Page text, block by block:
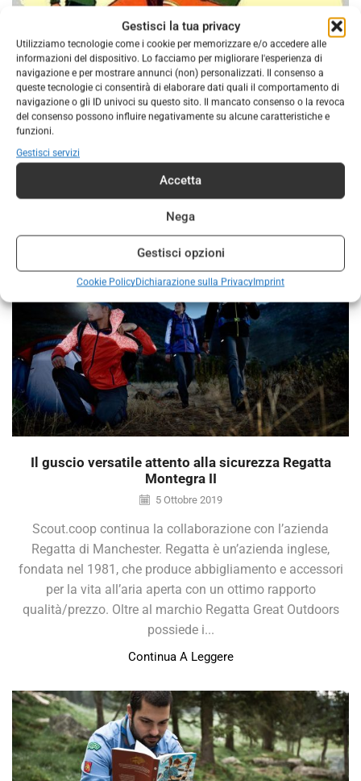
Gestisci la tua privacy
Utilizziamo tecnologie come i cookie per memorizzare e/o accedere alle
informazioni del dispositivo. Lo facciamo per migliorare l'esperienza di
navigazione e per mostrare annunci (non) personalizzati. Il consenso a
queste tecnologie ci consentirà di elaborare dati quali il comportamento di
navigazione o gli ID univoci su questo sito. Il mancato consenso o la revoca
del consenso possono influire negativamente su alcune caratteristiche e
funzioni.
Gestisci servizi
Accetta
Nega
Gestisci opzioni
Cookie PolicyDichiarazione sulla PrivacyImprint
Tempo di passaggi, di accoglienza e di cerimonie
15 Ottobre 2019
L’inizio dell’anno scout è tempo di passaggi, di nuovi
ingressi e per qualcuno di Partenza. Scout.coop offre
un vasto assortimento di idee regalo e simboli per
Continua A Leggere
Il guscio versatile attento alla sicurezza Regatta
Montegra II
5 Ottobre 2019
Scout.coop continua la collaborazione con l’azienda
Regatta di Manchester. Regatta è un’azienda inglese,
fondata nel 1981, che produce abbigliamento e accessori
per la vita all’aria aperta con un ottimo rapporto
qualità/prezzo. Oltre al marchio Regatta Great Outdoors
possiede i...
Continua A Leggere